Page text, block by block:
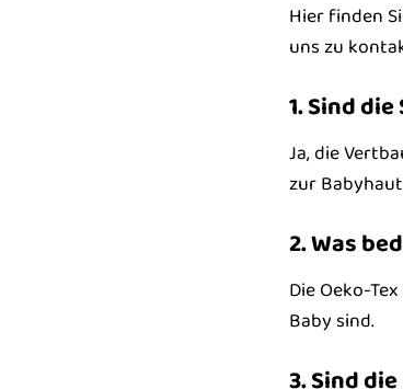
Hier finden
uns zu
1. Sind
Ja, die
zur
2. Was
Die Oeko-
Baby sind.
3. Sind